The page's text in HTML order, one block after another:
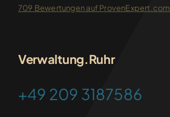
709 Bewertungen auf ProvenExpert.com
Verwaltung.Ruhr
+49 209 3187586